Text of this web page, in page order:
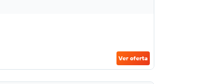
Ver oferta